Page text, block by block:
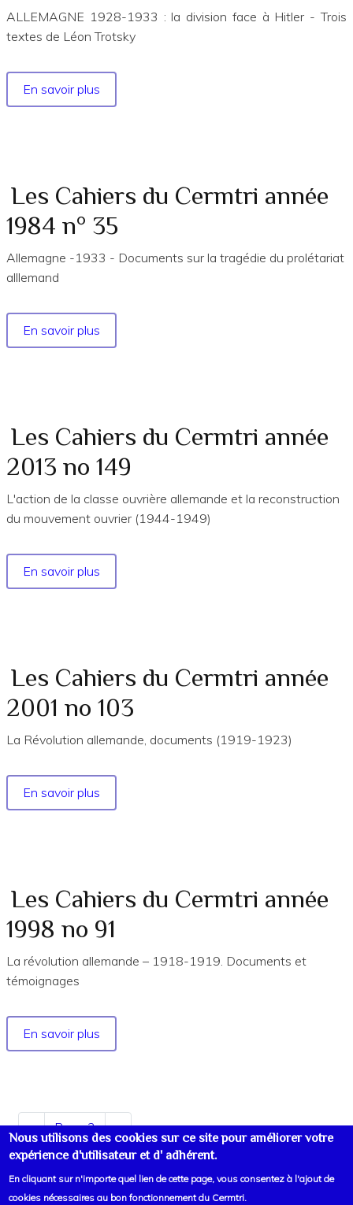
Nous utilisons des cookies sur ce site pour améliorer votre
expérience d'utilisateur et d' adhérent.
En cliquant sur n'importe quel lien de cette page, vous consentez à l'ajout de
cookies nécessaires au bon fonctionnement du Cermtri.
ALLEMAGNE 1928-1933 : la division face à Hitler - Trois
textes de Léon Trotsky
En savoir plus
Les
année
2023
n°
EXTRAITS
Les Cahiers du Cermtri année
1984 n° 35
Allemagne -1933 - Documents sur la tragédie du prolétariat
alllemand
En savoir plus
Les
année
1984
n°
Les Cahiers du Cermtri année
2013 no 149
L'action de la classe ouvrière allemande et la reconstruction
du mouvement ouvrier (1944-1949)
En savoir plus
Les
année
2013
no
Les Cahiers du Cermtri année
2001 no 103
La Révolution allemande, documents (1919-1923)
En savoir plus
Les
année
2001
no
Les Cahiers du Cermtri année
1998 no 91
La révolution allemande – 1918-1919. Documents et
témoignages
En savoir plus
Les
Cermtri
année
1998
no
91
Pagination
Page
précédente
‹‹ Page 2
Page
suivante
››